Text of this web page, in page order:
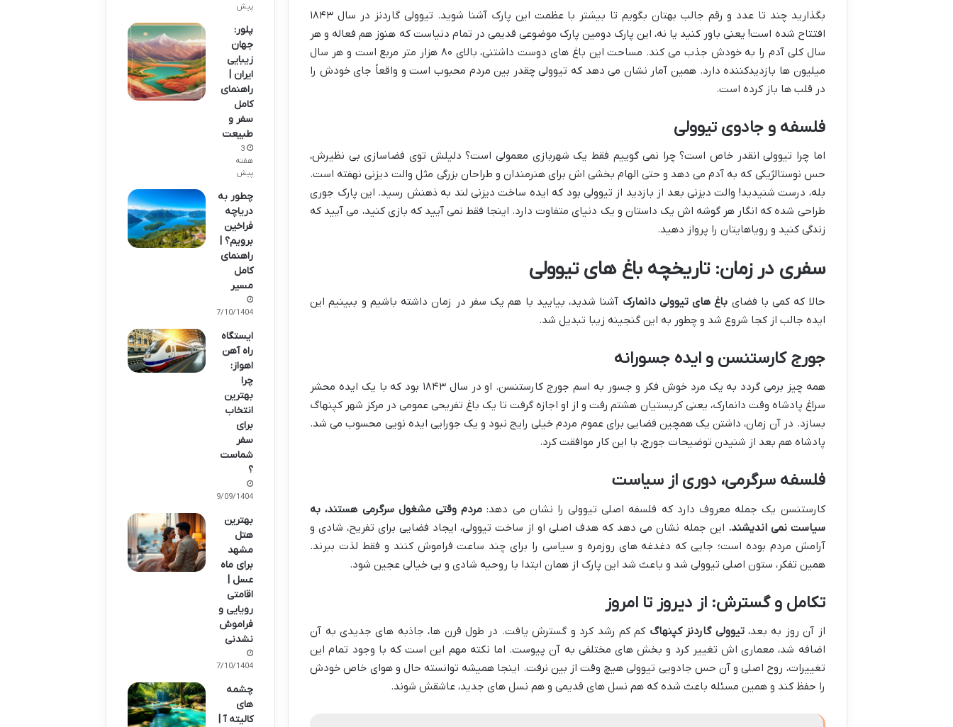
بگذارید چند تا عدد و رقم جالب بهتان بگویم تا بیشتر با عظمت این پارک آشنا شوید. تیوولی گاردنز در سال ۱۸۴۳
افتتاح شده است! یعنی باور کنید یا نه، این پارک دومین پارک موضوعی قدیمی در تمام دنیاست که هنوز هم فعاله و هر
سال کلی آدم را به خودش جذب می کند. مساحت این باغ های دوست داشتنی، بالای ۸۰ هزار متر مربع است و هر سال
میلیون ها بازدیدکننده دارد. همین آمار نشان می دهد که تیوولی چقدر بین مردم محبوب است و واقعاً جای خودش را
در قلب ها باز کرده است.
فلسفه و جادوی تیوولی
اما چرا تیوولی انقدر خاص است؟ چرا نمی گوییم فقط یک شهربازی معمولی است؟ دلیلش توی فضاسازی بی نظیرش،
حس نوستالژیکی که به آدم می دهد و حتی الهام بخشی اش برای هنرمندان و طراحان بزرگی مثل والت دیزنی نهفته است.
بله، درست شنیدید! والت دیزنی بعد از بازدید از تیوولی بود که ایده ساخت دیزنی لند به ذهنش رسید. این پارک جوری
طراحی شده که انگار هر گوشه اش یک داستان و یک دنیای متفاوت دارد. اینجا فقط نمی آیید که بازی کنید، می آیید که
زندگی کنید و رویاهایتان را پرواز دهید.
سفری در زمان: تاریخچه باغ های تیوولی
حالا که کمی با فضای باغ های تیوولی دانمارک آشنا شدید، بیایید با هم یک سفر در زمان داشته باشیم و ببینیم این
ایده جالب از کجا شروع شد و چطور به این گنجینه زیبا تبدیل شد.
جورج کارستنسن و ایده جسورانه
همه چیز برمی گردد به یک مرد خوش فکر و جسور به اسم جورج کارستنسن. او در سال ۱۸۴۳ بود که با یک ایده محشر
سراغ پادشاه وقت دانمارک، یعنی کریستیان هشتم رفت و از او اجازه گرفت تا یک باغ تفریحی عمومی در مرکز شهر کپنهاگ
بسازد. در آن زمان، داشتن یک همچین فضایی برای عموم مردم خیلی رایج نبود و یک جورایی ایده نویی محسوب می شد.
پادشاه هم بعد از شنیدن توضیحات جورج، با این کار موافقت کرد.
فلسفه سرگرمی، دوری از سیاست
کارستنسن یک جمله معروف دارد که فلسفه اصلی تیوولی را نشان می دهد: مردم وقتی مشغول سرگرمی هستند، به
سیاست نمی اندیشند. این جمله نشان می دهد که هدف اصلی او از ساخت تیوولی، ایجاد فضایی برای تفریح، شادی و
آرامش مردم بوده است؛ جایی که دغدغه های روزمره و سیاسی را برای چند ساعت فراموش کنند و فقط لذت ببرند.
همین تفکر، ستون اصلی تیوولی شد و باعث شد این پارک از همان ابتدا با روحیه شادی و بی خیالی عجین شود.
تکامل و گسترش: از دیروز تا امروز
از آن روز به بعد،تیوولی گاردنز کپنهاگ کم کم رشد کرد و گسترش یافت. در طول قرن ها، جاذبه های جدیدی به آن
اضافه شد، معماری اش تغییر کرد و بخش های مختلفی به آن پیوست. اما نکته مهم این است که با وجود تمام این
تغییرات، روح اصلی و آن حس جادویی تیوولی هیچ وقت از بین نرفت. اینجا همیشه توانسته حال و هوای خاص خودش
را حفظ کند و همین مسئله باعث شده که هم نسل های قدیمی و هم نسل های جدید، عاشقش شوند.
پیش
پلور:
جهان
زیبایی
ایران |
راهنمای
کامل
سفر و
طبیعت
3
هفته
پیش
چطور به
دریاچه
فراخین
برویم؟ |
راهنمای
کامل
مسیر
07/10/1404
ایستگاه
راه آهن
اهواز:
چرا
بهترین
انتخاب
برای
سفر
شماست
؟
29/09/1404
بهترین
هتل
مشهد
برای ماه
عسل |
اقامتی
رویایی و
فراموش
نشدنی
07/10/1404
چشمه
های
کالیته آ |